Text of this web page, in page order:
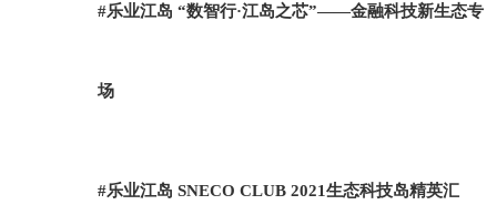
#乐业江岛 “数智行·江岛之芯”——金融科技新生态专
场
#乐业江岛 SNECO CLUB 2021生态科技岛精英汇